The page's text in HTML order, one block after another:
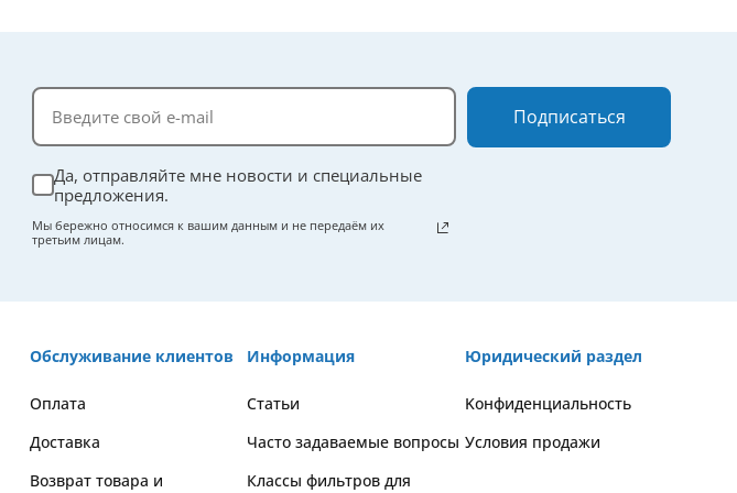
Да, отправляйте мне новости и специальные
предложения.
Мы бережно относимся к вашим данным и не передаём их
третьим лицам.
Подписаться
Обслуживание клиентов
Оплата
Доставка
Возврат товара и
Информация
Статьи
Часто задаваемые вопросы
Классы фильтров для
Юридический раздел
Kонфиденциальность
Условия продажи